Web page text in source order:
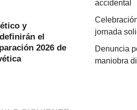
y
el
2026 de
accidental
jornada
Denuncia
maniobra